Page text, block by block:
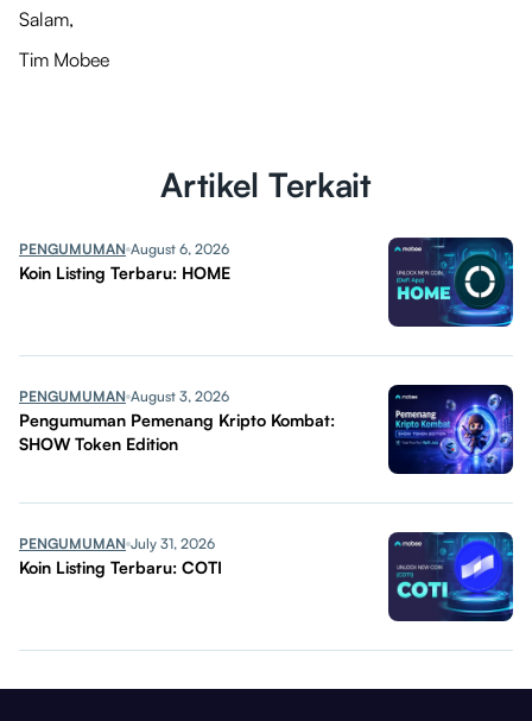
Salam,
Tim Mobee
Artikel Terkait
PENGUMUMAN August 6, 2026
Koin Listing Terbaru: HOME
PENGUMUMAN August 3, 2026
Pengumuman Pemenang Kripto Kombat:
SHOW Token Edition
PENGUMUMAN July 31, 2026
Koin Listing Terbaru: COTI